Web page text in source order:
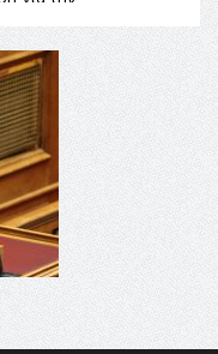
κορυφαίες
ευθύνη απέναντι
δεύτερο γύρο του
Παγκόσμιας
η απόφαση Ο
πολιτιστικό
για την
ΓΙΑ ΠΑΙΔΙΑ